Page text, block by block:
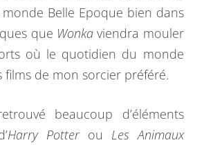
Belle Epoque bien dans
que Wonkaviendra mouler
où le quotidien du monde
films de mon sorcier préféré.
beaucoup d’éléments
Harry Potterou Les Animaux